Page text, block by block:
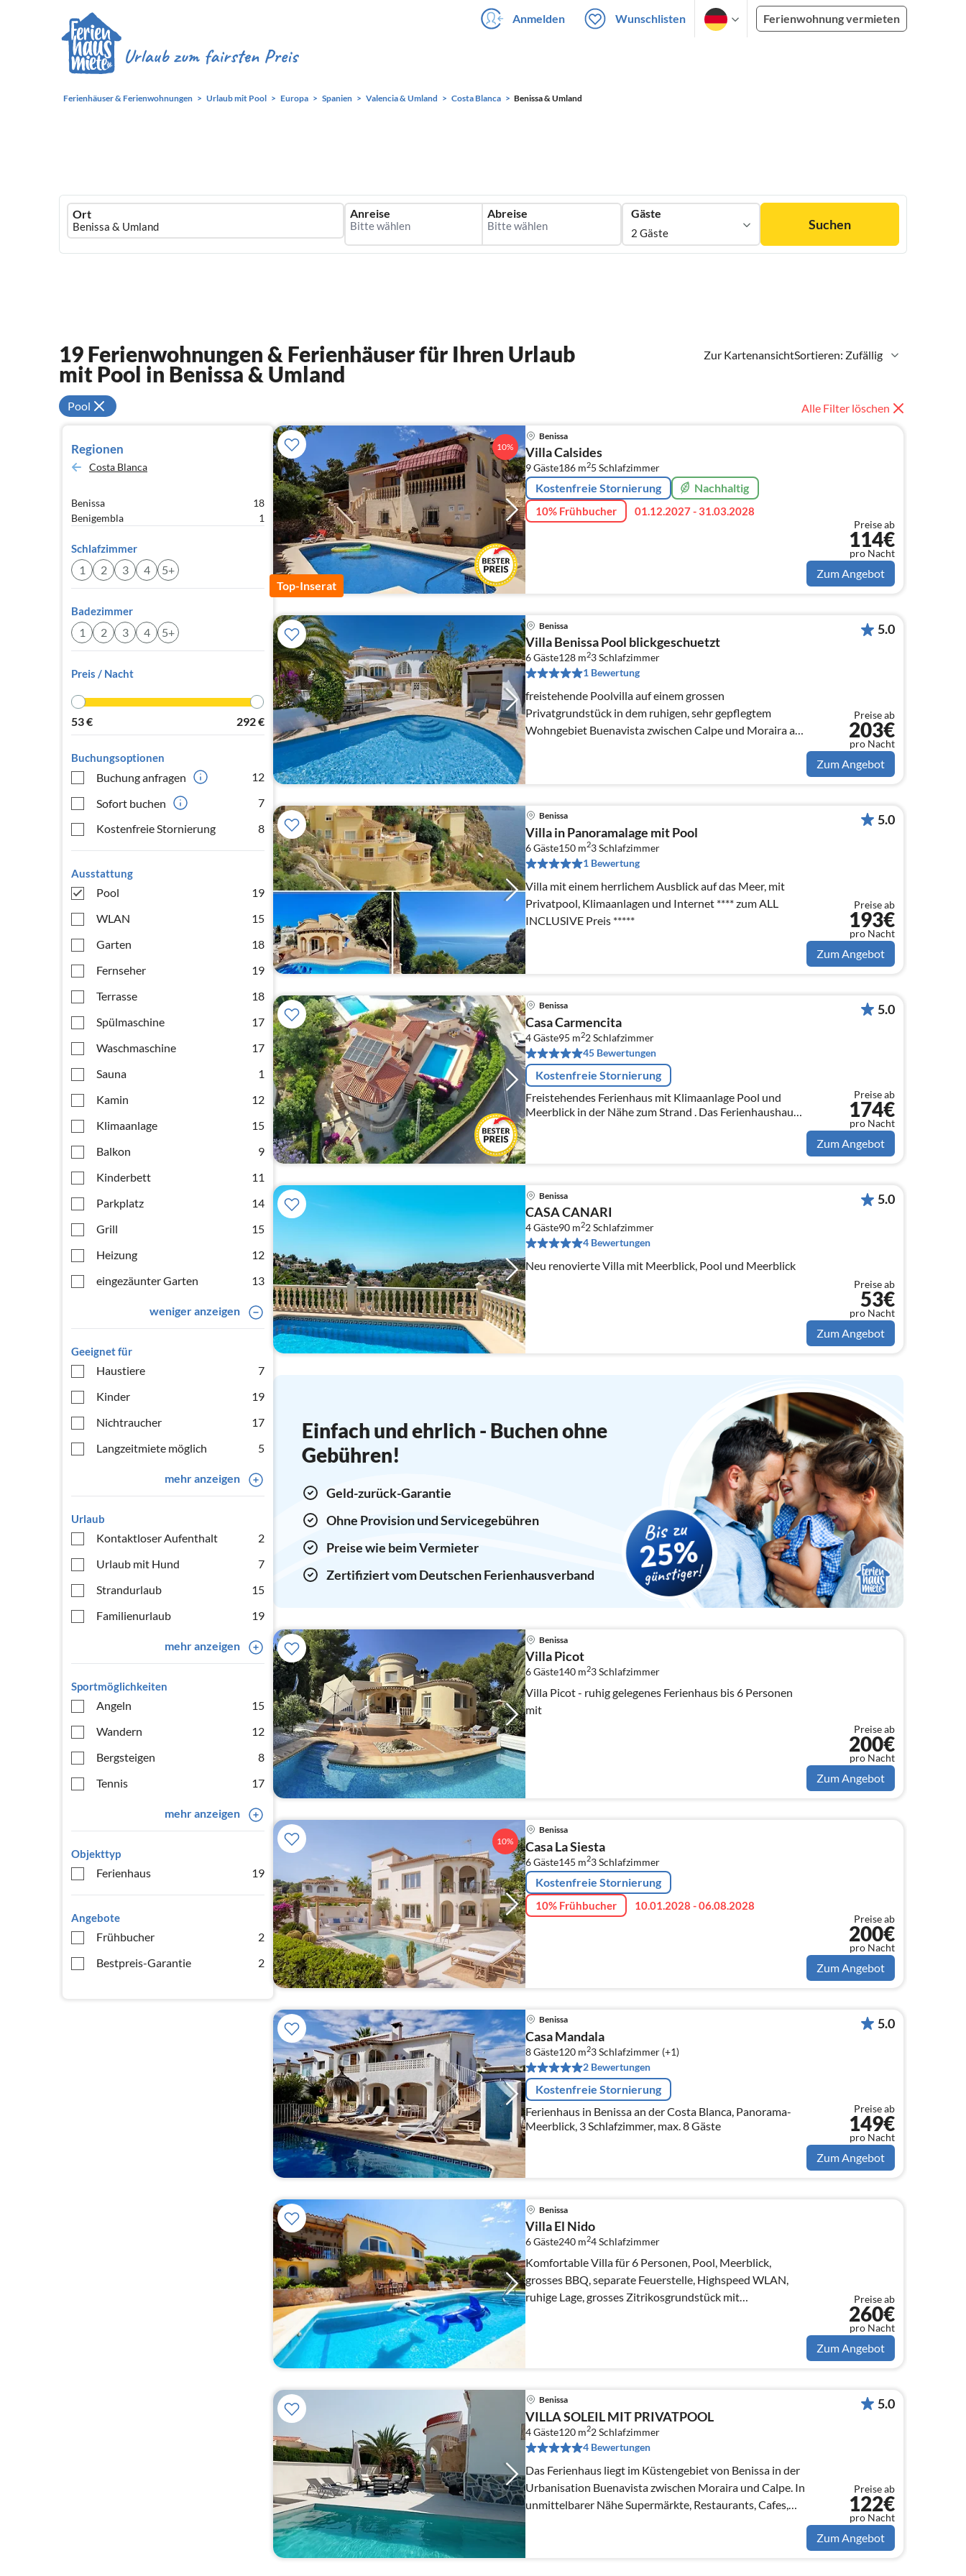
Anmelden Wunschlisten Ferienwohnung vermieten
Ferienhäuser & Ferienwohnungen Urlaub mit Pool Europa Spanien Valencia & Umland Costa Blanca Benissa & Umland
Ferienhausmiete
logo
Ort Anreise Abreise Gäste
2 Gäste
Suchen
Zur KartenansichtSortieren: Zufällig
19 Ferienwohnungen & Ferienhäuser für Ihren Urlaub
mit Pool in Benissa & Umland
Pool Alle Filter löschen
Regionen
Costa Blanca
Benissa
18
Benigembla
1
Schlafzimmer
1 2 3 4 5+
Badezimmer
1 2 3 4 5+
Preis / Nacht
53€ 292€
Buchungsoptionen
Buchung anfragen
12
Sofort buchen
7
Kostenfreie Stornierung
8
Ausstattung
Pool
19
WLAN
15
Garten
18
Fernseher
19
Terrasse
18
Spülmaschine
17
Waschmaschine
17
Sauna
1
Kamin
12
Klimaanlage
15
Balkon
9
Kinderbett
11
Parkplatz
14
Grill
15
Heizung
12
eingezäunter Garten
13
weniger anzeigen
Geeignet für
Haustiere
7
Kinder
19
Nichtraucher
17
Langzeitmiete möglich
5
mehr anzeigen
Urlaub
Kontaktloser Aufenthalt
2
Urlaub mit Hund
7
Strandurlaub
15
Familienurlaub
19
mehr anzeigen
Sportmöglichkeiten
Angeln
15
Wandern
12
Bergsteigen
8
Tennis
17
mehr anzeigen
Objekttyp
Ferienhaus 19
Angebote
Frühbucher
2
Bestpreis-Garantie
2
Top-Inserat
10%
Benissa
Villa Calsides
9 Gäste186 m25 Schlafzimmer
Kostenfreie Stornierung Nachhaltig
10% Frühbucher 01.12.2027 - 31.03.2028
Preise ab
114€
pro Nacht
Zum Angebot
Benissa
Villa Benissa Pool blickgeschuetzt
6 Gäste128 m23Schlafzimmer
1 Bewertung
freistehende Poolvilla auf einem grossen
Privatgrundstück in dem ruhigen, sehr gepflegtem
Wohngebiet Buenavista zwischen Calpe und Moraira an
der Küste von Benissa
5.0
Preise ab
203€
pro Nacht
Zum Angebot
Benissa
Villa in Panoramalage mit Pool
6 Gäste150 m23Schlafzimmer
1 Bewertung
Villa mit einem herrlichem Ausblick auf das Meer, mit
Privatpool, Klimaanlagen und Internet **** zum ALL
INCLUSIVE Preis *****
5.0
Preise ab
193€
pro Nacht
Zum Angebot
Benissa
Casa Carmencita
4 Gäste95 m22Schlafzimmer
45 Bewertungen
Kostenfreie Stornierung
Freistehendes Ferienhaus mit Klimaanlage Pool und
Meerblick in der Nähe zum Strand . Das Ferienhaushaus
ist auf einem 1000qm großen Grundstück mit einem
gepflegten Garten umgeben.
5.0
Preise ab
174€
pro Nacht
Zum Angebot
Benissa
CASA CANARI
4 Gäste90 m22Schlafzimmer
4 Bewertungen
Neu renovierte Villa mit Meerblick, Pool und Meerblick
5.0
Preise ab
53€
pro Nacht
Zum Angebot
Einfach und ehrlich - Buchen ohne
Gebühren!
Geld-zurück-Garantie
Ohne Provision und Servicegebühren
Preise wie beim Vermieter
Zertifiziert vom Deutschen Ferienhausverband
Benissa
Villa Picot
6 Gäste140 m23Schlafzimmer
Villa Picot - ruhig gelegenes Ferienhaus bis 6 Personen
mit
Preise ab
200€
pro Nacht
Zum Angebot
10%
Benissa
Casa La Siesta
6 Gäste145 m23Schlafzimmer
Kostenfreie Stornierung
10% Frühbucher 10.01.2028 - 06.08.2028
Preise ab
200€
pro Nacht
Zum Angebot
Benissa
Casa Mandala
8 Gäste120 m23Schlafzimmer (+1)
2 Bewertungen
Kostenfreie Stornierung
Ferienhaus in Benissa an der Costa Blanca, Panorama-
Meerblick, 3 Schlafzimmer, max. 8 Gäste
5.0
Preise ab
149€
pro Nacht
Zum Angebot
Benissa
Villa El Nido
6 Gäste240 m24Schlafzimmer
Komfortable Villa für 6 Personen, Pool, Meerblick,
grosses BBQ, separate Feuerstelle, Highspeed WLAN,
ruhige Lage, grosses Zitrikosgrundstück mit
Olivenbäumen, Hunde willkommen.
Preise ab
260€
pro Nacht
Zum Angebot
Benissa
VILLA SOLEIL MIT PRIVATPOOL
4 Gäste120 m22Schlafzimmer
4 Bewertungen
Das Ferienhaus liegt im Küstengebiet von Benissa in der
Urbanisation Buenavista zwischen Moraira und Calpe. In
unmittelbarer Nähe Supermärkte, Restaurants, Cafes,
Ärzte, Banken etc
5.0
Preise ab
122€
pro Nacht
Zum Angebot